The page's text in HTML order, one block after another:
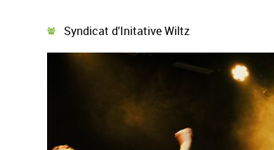
Syndicat d'Initative Wiltz